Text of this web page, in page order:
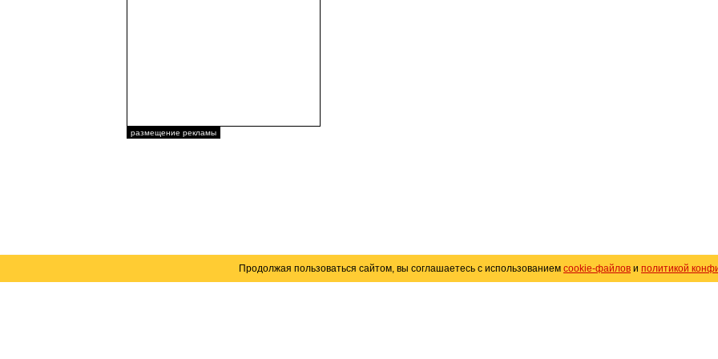
размещение рекламы
Продолжая пользоваться сайтом, вы соглашаетесь с использованием cookie-файлов и политикой